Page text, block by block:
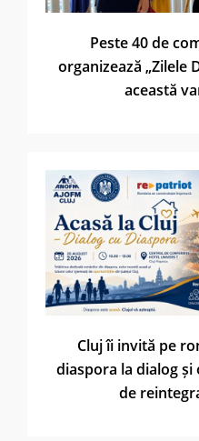
Peste 40 de
organizează „Zilele
această
Cluj îi invită pe
diaspora la dialog
de